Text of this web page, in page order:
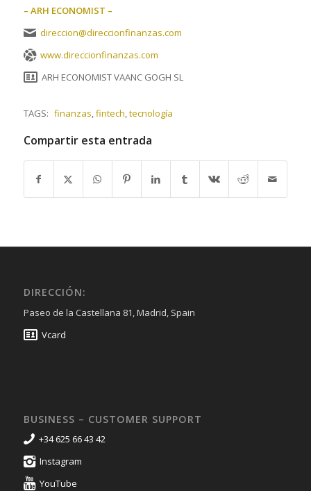
– ARH ECONOMIST –
direccion@direccionfinanzas.com
www.direccionfinanzas.com
ARH ECONOMIST VAANC GOGH SL
TAGS: finanzas,fintech,tecnología
Compartir esta entrada
DIRECCIÓN:
Paseo de la Castellana 81, Madrid, Spain
Vcard
BUSINESS – CUSTOMER SUPPORT
+34 625 66 43 42
Instagram
YouTube